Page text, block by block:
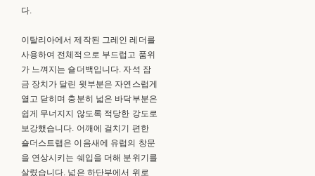
다.
이탈리아에서 제작된 그레인 레더를
사용하여 전체적으로 부드럽고 품위
가 느껴지는 숄더백입니다. 자석 잠
금 장치가 달린 윗부분은 자연스럽게
열고 닫히며 충분히 넓은 바닥부분은
쉽게 무너지지 않도록 적당한 강도로
보강했습니다. 어깨에 걸치기 편한
숄더스트랩은 이음새에 유럽의 창문
을 연상시키는 쉐입을 더해 분위기를
살렸습니다. 넓은 하단부에서 위로